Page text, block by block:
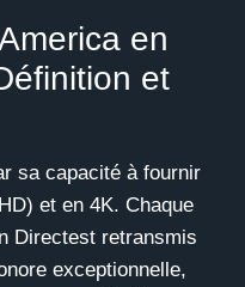
en
et
sa capacité à fournir
et en 4K. Chaque
Directest retransmis
exceptionnelle,